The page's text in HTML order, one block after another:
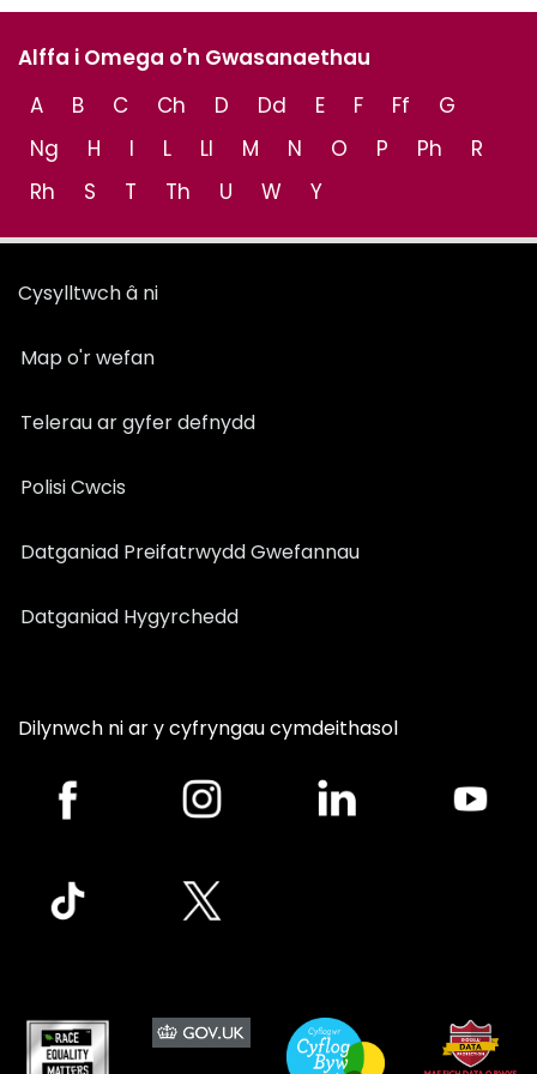
Alffa i Omega o'n Gwasanaethau
A
B C Ch D Dd E F Ff
G
Ng
H I L Ll M N O P Ph
R
Rh
S T Th U W Y
Cysylltwch â ni
Map o'r wefan
Telerau ar gyfer defnydd
Polisi Cwcis
Datganiad Preifatrwydd Gwefannau
Datganiad Hygyrchedd
Dilynwch ni ar y cyfryngau cymdeithasol